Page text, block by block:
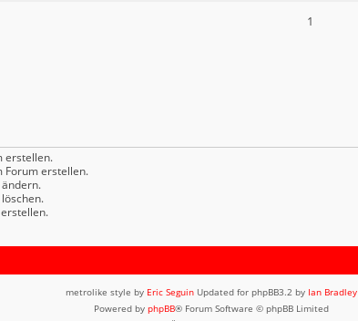
1
erstellen.
Forum erstellen.
ändern.
löschen.
metrolike style by Eric Seguin Updated for phpBB3.2 by Ian Bradley
Powered by phpBB® Forum Software © phpBB Limited